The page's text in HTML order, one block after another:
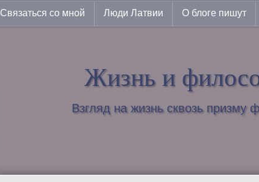
Связаться со мной Люди Латвии О блоге пишут
Жизнь и
Взгляд на жизнь сквозь призму